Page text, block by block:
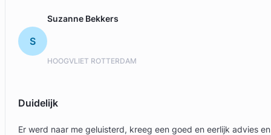
S
Suzanne Bekkers
HOOGVLIET ROTTERDAM
Duidelijk
Er werd naar me geluisterd, kreeg een goed en eerlijk advies